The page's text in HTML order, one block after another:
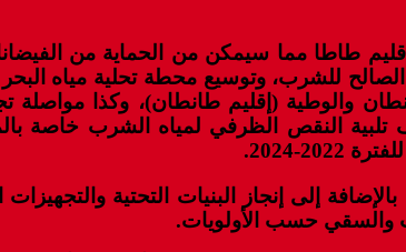
طاطا مما سيمكن من الحماية من
الصالح للشرب، وتوسيع محطة تحلية مياه
والوطية (إقليم طانطان)، وكذا
2024.
إلى إنجاز البنيات التحتية والتجهيزات
والسقي حسب الأولويات.